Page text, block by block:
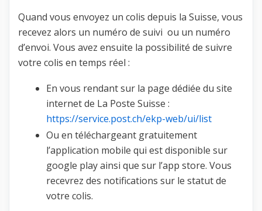
Quand vous envoyez un colis depuis la Suisse, vous
recevez alors un numéro de suivi ou un numéro
d’envoi. Vous avez ensuite la possibilité de suivre
votre colis en temps réel :
En vous rendant sur la page dédiée du site
internet de La Poste Suisse :
https://service.post.ch/ekp-web/ui/list
Ou en téléchargeant gratuitement
l’application mobile qui est disponible sur
google play ainsi que sur l’app store. Vous
recevrez des notifications sur le statut de
votre colis.